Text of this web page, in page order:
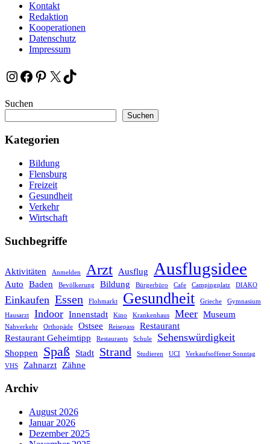
Kontakt
Redaktion
Kooperationen
Datenschutz
Impressum
Instagram
Facebook
Pinterest
X TikTok
Suchen
Suchen
Kategorien
Bildung
Flensburg
Freizeit
Gesundheit
Verkehr
Wirtschaft
Suchbegriffe
Aktivitäten Anmelden Arzt Ausflug Ausflugsidee
Auto Baden Bevölkerung Bildung Bürgerbüro Cafe Campingplatz DIAKO
Einkaufen Essen Flohmarkt Gesundheit Grieche Gymnasium
Hausarzt Indoor Innenstadt Kino Krankenhaus Meer Museum
Nahverkehr Orthopäde Ostsee Reisepass
Restaurant
Restaurant Geheimtipp
Restaurants Schule Sehenswürdigkeit
Shoppen Spaß Stadt Strand Studieren UCI
Verkaufsoffener Sonntag
VHS
Zahnarzt Zähne
Archiv
August 2026
Januar 2026
Dezember 2025